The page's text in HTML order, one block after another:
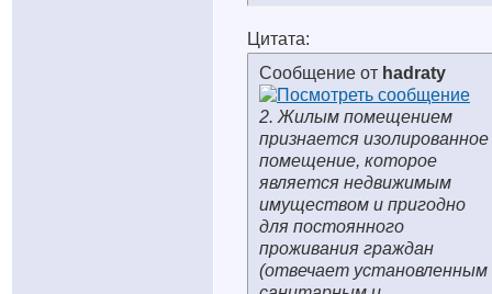
Цитата:
Сообщение от hadraty
2. Жилым помещением
признается изолированное
помещение, которое
является недвижимым
имуществом и пригодно
для постоянного
проживания граждан
(отвечает установленным